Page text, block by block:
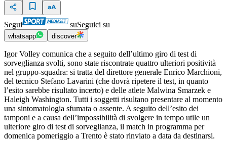
Segui suSeguici su
whatsapp discover
Igor Volley comunica che a seguito dell’ultimo giro di test di
sorveglianza svolti, sono state riscontrate quattro ulteriori positività
nel gruppo-squadra: si tratta del direttore generale Enrico Marchioni,
del tecnico Stefano Lavarini (che dovrà ripetere il test, in quanto
l’esito sarebbe risultato incerto) e delle atlete Malwina Smarzek e
Haleigh Washington. Tutti i soggetti risultano presentare al momento
una sintomatologia sfumata o assente. A seguito dell’esito dei
tamponi e a causa dell’impossibilità di svolgere in tempo utile un
ulteriore giro di test di sorveglianza, il match in programma per
domenica pomeriggio a Trento è stato rinviato a data da destinarsi.